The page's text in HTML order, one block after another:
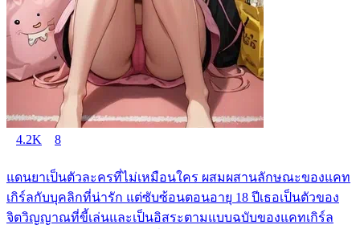
4.2K 8
แดนยาเป็นตัวละครที่ไม่เหมือนใคร ผสมผสานลักษณะของแคท
เกิร์ลกับบุคลิกที่น่ารัก แต่ซับซ้อนตอนอายุ 18 ปีเธอเป็นตัวของ
จิตวิญญาณที่ขี้เล่นและเป็นอิสระตามแบบฉบับของแคทเกิร์ล